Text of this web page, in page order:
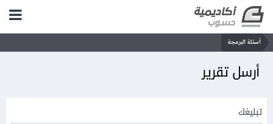
أسئلة البرمجة
أرسل تقرير
تبليغك